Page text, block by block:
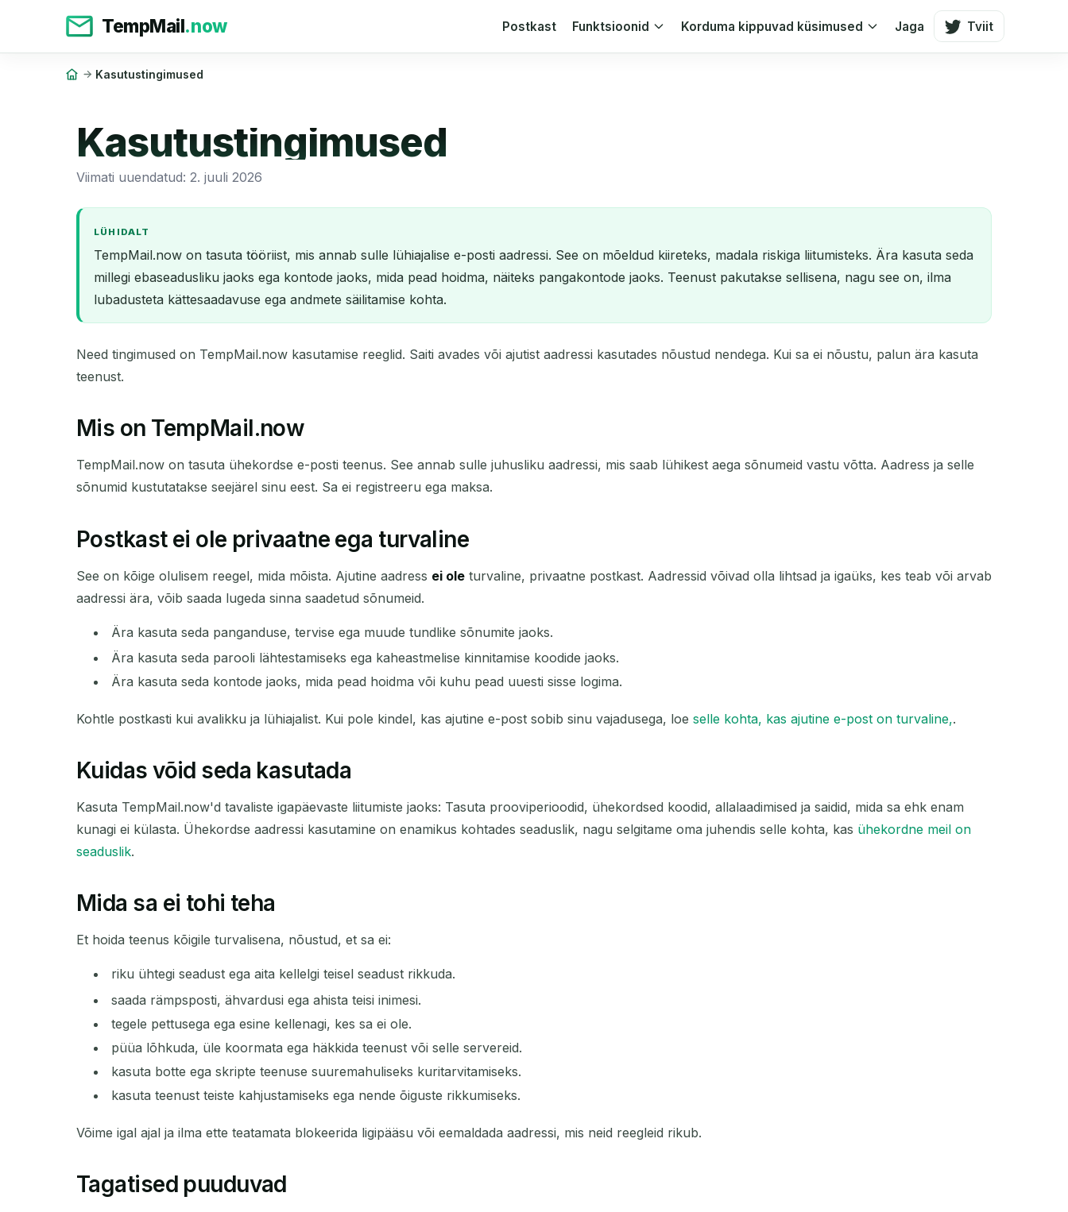
TempMail.now Postkast Funktsioonid Korduma kippuvad küsimused Jaga Tviit
Kasutustingimused
Kasutustingimused
Viimati uuendatud: 2. juuli 2026
LÜHIDALT
TempMail.now on tasuta tööriist, mis annab sulle lühiajalise e-posti aadressi. See on mõeldud kiireteks, madala riskiga liitumisteks. Ära kasuta seda
millegi ebaseadusliku jaoks ega kontode jaoks, mida pead hoidma, näiteks pangakontode jaoks. Teenust pakutakse sellisena, nagu see on, ilma
lubadusteta kättesaadavuse ega andmete säilitamise kohta.
Need tingimused on TempMail.now kasutamise reeglid. Saiti avades või ajutist aadressi kasutades nõustud nendega. Kui sa ei nõustu, palun ära kasuta
teenust.
Mis on TempMail.now
TempMail.now on tasuta ühekordse e-posti teenus. See annab sulle juhusliku aadressi, mis saab lühikest aega sõnumeid vastu võtta. Aadress ja selle
sõnumid kustutatakse seejärel sinu eest. Sa ei registreeru ega maksa.
Postkast ei ole privaatne ega turvaline
See on kõige olulisem reegel, mida mõista. Ajutine aadress ei ole turvaline, privaatne postkast. Aadressid võivad olla lihtsad ja igaüks, kes teab või arvab
aadressi ära, võib saada lugeda sinna saadetud sõnumeid.
Ära kasuta seda panganduse, tervise ega muude tundlike sõnumite jaoks.
Ära kasuta seda parooli lähtestamiseks ega kaheastmelise kinnitamise koodide jaoks.
Ära kasuta seda kontode jaoks, mida pead hoidma või kuhu pead uuesti sisse logima.
Kohtle postkasti kui avalikku ja lühiajalist. Kui pole kindel, kas ajutine e-post sobib sinu vajadusega, loe selle kohta, kas ajutine e-post on turvaline,.
Kuidas võid seda kasutada
Kasuta TempMail.now'd tavaliste igapäevaste liitumiste jaoks: Tasuta prooviperioodid, ühekordsed koodid, allalaadimised ja saidid, mida sa ehk enam
kunagi ei külasta. Ühekordse aadressi kasutamine on enamikus kohtades seaduslik, nagu selgitame oma juhendis selle kohta, kas ühekordne meil on
seaduslik.
Mida sa ei tohi teha
Et hoida teenus kõigile turvalisena, nõustud, et sa ei:
riku ühtegi seadust ega aita kellelgi teisel seadust rikkuda.
saada rämpsposti, ähvardusi ega ahista teisi inimesi.
tegele pettusega ega esine kellenagi, kes sa ei ole.
püüa lõhkuda, üle koormata ega häkkida teenust või selle servereid.
kasuta botte ega skripte teenuse suuremahuliseks kuritarvitamiseks.
kasuta teenust teiste kahjustamiseks ega nende õiguste rikkumiseks.
Võime igal ajal ja ilma ette teatamata blokeerida ligipääsu või eemaldada aadressi, mis neid reegleid rikub.
Tagatised puuduvad